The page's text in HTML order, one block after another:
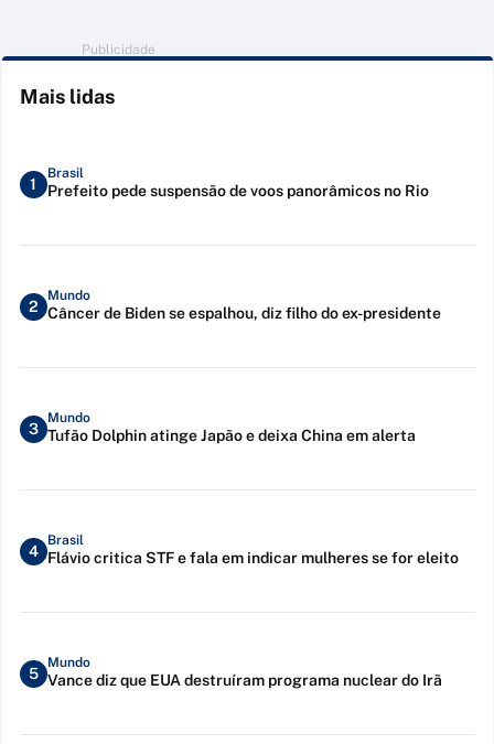
Publicidade
Mais lidas
1
Brasil
Prefeito pede suspensão de voos panorâmicos no Rio
2
Mundo
Câncer de Biden se espalhou, diz filho do ex-presidente
3
Mundo
Tufão Dolphin atinge Japão e deixa China em alerta
4
Brasil
Flávio critica STF e fala em indicar mulheres se for eleito
5
Mundo
Vance diz que EUA destruíram programa nuclear do Irã